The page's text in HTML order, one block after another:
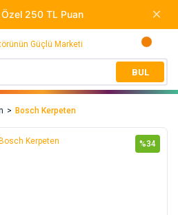
BUL
Bosch Kerpeten
%34